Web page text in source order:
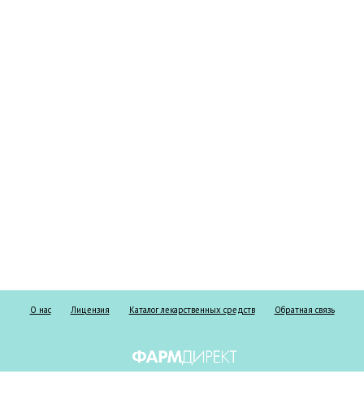
О нас Лицензия Каталог лекарственных средств Обратная связь